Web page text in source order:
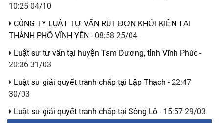
10:25 04/10
CÔNG TY LUẬT TƯ VẤN RÚT ĐƠN KHỞI KIỆN TẠI
THÀNH PHỐ VĨNH YÊN - 08:58 25/04
Luật sư tư vấn tại huyện Tam Dương, tỉnh Vĩnh Phúc -
20:36 31/03
Luật sư giải quyết tranh chấp tại Lập Thạch - 22:47
30/03
Luật sư giải quyết tranh chấp tại Sông Lô - 15:57 29/03